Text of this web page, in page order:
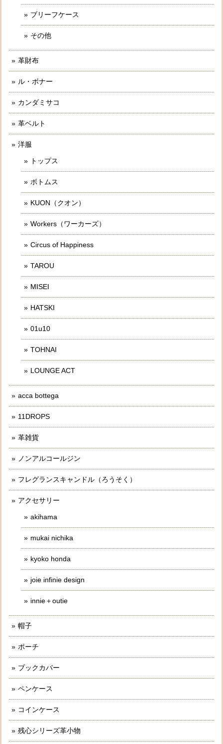
ブリーフケース
その他
革財布
ル・ボナー
カンダミサコ
革ベルト
洋服
トップス
ボトムス
KUON（クオン）
Workers（ワーカーズ）
Circus of Happiness
TAROU
MISEI
HATSKI
01u10
TOHNAI
LOUNGE ACT
acca bottega
11DROPS
革雑貨
ノンアルコールジン
フレグランスキャンドル（ろうそく）
アクセサリー
akihama
mukai nichika
kyoko honda
joie infinie design
innie＋outie
帽子
ポーチ
ブックカバー
ペンケース
コインケース
残心シリーズ革小物